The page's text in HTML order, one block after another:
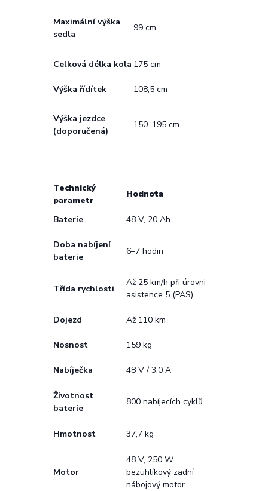
Maximální výška
sedla
99 cm
Celková délka kola 175 cm
Výška řídítek 108,5 cm
Výška jezdce
(doporučená)
150–195 cm
Technický
parametr
Hodnota
Baterie 48 V, 20 Ah
Doba nabíjení
baterie
6–7 hodin
Třída rychlosti
Až 25 km/h při úrovni
asistence 5 (PAS)
Dojezd Až 110 km
Nosnost 159 kg
Nabíječka 48 V / 3.0 A
Životnost
baterie
800 nabíjecích cyklů
Hmotnost 37,7 kg
Motor
48 V, 250 W
bezuhlíkový zadní
nábojový motor